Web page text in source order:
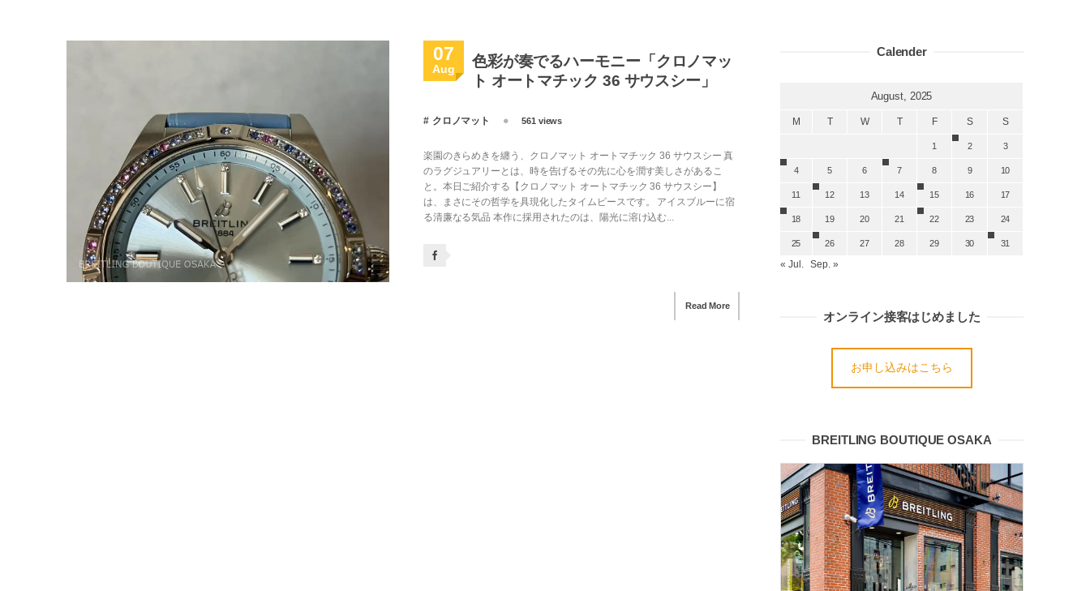
07
Aug
色彩が奏でるハーモニー「クロノマッ
ト オートマチック 36 サウスシー」
クロノマット 561 views
楽園のきらめきを纏う、クロノマット オートマチック 36 サウスシー 真
のラグジュアリーとは、時を告げるその先に心を潤す美しさがあるこ
と。本日ご紹介する【クロノマット オートマチック 36 サウスシー】
は、まさにその哲学を具現化したタイムピースです。 アイスブルーに宿
る清廉なる気品 本作に採用されたのは、陽光に溶け込む...
Read More
Calender
August, 2025
M T W T F S S
1 2 3
4 5 6 7 8 9 10
11 12 13 14 15 16 17
18 19 20 21 22 23 24
25 26 27 28 29 30 31
« Jul. Sep. »
オンライン接客はじめました
お申し込みはこちら
BREITLING BOUTIQUE OSAKA